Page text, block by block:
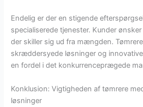
Endelig er der en stigende
specialiserede tjenester. Kunder
der skiller sig ud fra mængden.
skræddersyede løsninger og
en fordel i det konkurrenceprægede
Konklusion: Vigtigheden af tømrere
løsninger